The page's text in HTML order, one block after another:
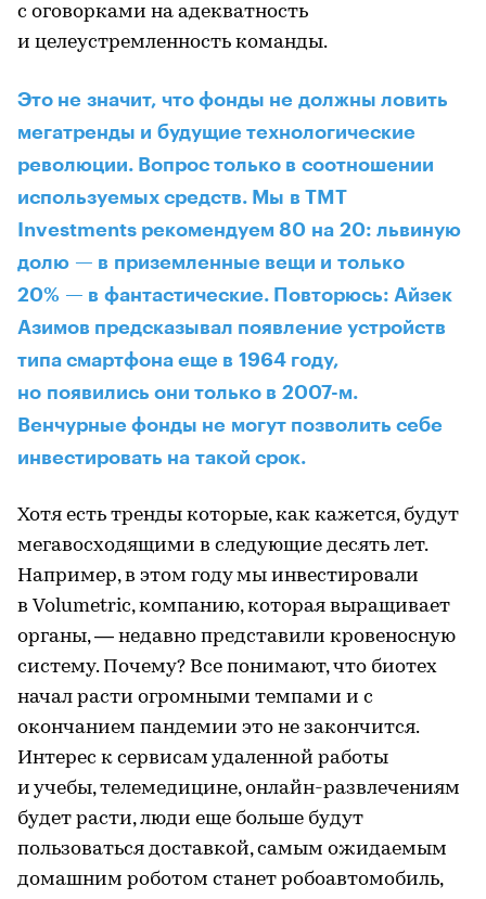
c оговорками на адекватность
и целеустремленность команды.
Это не значит, что фонды не должны ловить
мегатренды и будущие технологические
революции. Вопрос только в соотношении
используемых средств. Мы в TMT
Investments рекомендуем 80 на 20: львиную
долю — в приземленные вещи и только
20% — в фантастические. Повторюсь: Айзек
Азимов предсказывал появление устройств
типа смартфона еще в 1964 году,
но появились они только в 2007-м.
Венчурные фонды не могут позволить себе
инвестировать на такой срок.
Хотя есть тренды которые, как кажется, будут
мегавосходящими в следующие десять лет.
Например, в этом году мы инвестировали
в Volumetric, компанию, которая выращивает
органы, — недавно представили кровеносную
систему. Почему? Все понимают, что биотех
начал расти огромными темпами и с
окончанием пандемии это не закончится.
Интерес к сервисам удаленной работы
и учебы, телемедицине, онлайн-развлечениям
будет расти, люди еще больше будут
пользоваться доставкой, самым ожидаемым
домашним роботом станет робоавтомобиль,